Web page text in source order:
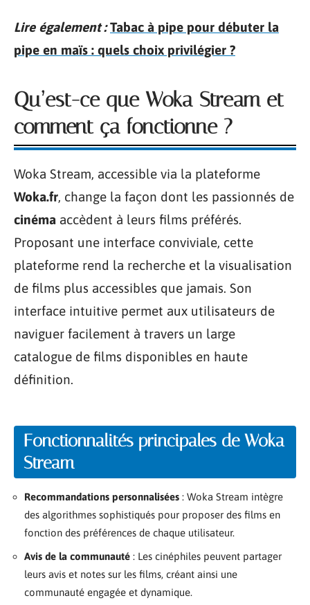
Lire également : Tabac à pipe pour débuter la
pipe en maïs : quels choix privilégier ?
Qu’est-ce que Woka Stream et
comment ça fonctionne ?
Woka Stream, accessible via la plateforme
Woka.fr, change la façon dont les passionnés de
cinéma accèdent à leurs films préférés.
Proposant une interface conviviale, cette
plateforme rend la recherche et la visualisation
de films plus accessibles que jamais. Son
interface intuitive permet aux utilisateurs de
naviguer facilement à travers un large
catalogue de films disponibles en haute
définition.
Fonctionnalités principales de Woka
Stream
Recommandations personnalisées : Woka Stream intègre
des algorithmes sophistiqués pour proposer des films en
fonction des préférences de chaque utilisateur.
Avis de la communauté : Les cinéphiles peuvent partager
leurs avis et notes sur les films, créant ainsi une
communauté engagée et dynamique.